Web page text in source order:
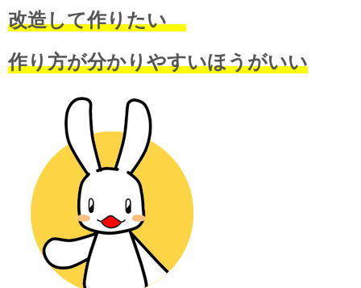
改造して作りたい
作り方が分かりやすいほうがいい